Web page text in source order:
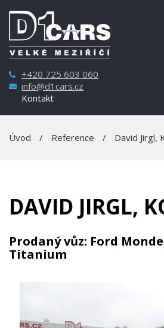
+420 725 603 060
info@d1cars.cz
Kontakt
Úvod / Reference / David Jirgl,
DAVID JIRGL,
Prodaný vůz: Ford
Titanium